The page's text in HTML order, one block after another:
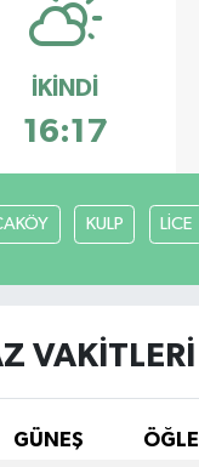
İKINDI
16:17
KULP LİCE
VAKITLERI
GÜNEŞ ÖĞLE